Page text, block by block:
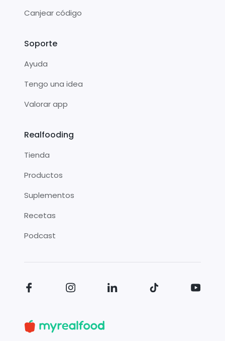
Canjear código
Soporte
Ayuda
Tengo una idea
Valorar app
Realfooding
Tienda
Productos
Suplementos
Recetas
Podcast